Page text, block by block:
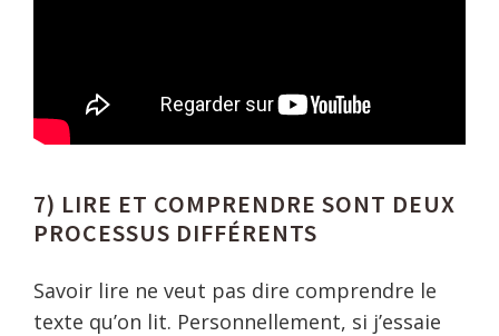
7) LIRE ET COMPRENDRE SONT DEUX
PROCESSUS DIFFÉRENTS
Savoir lire ne veut pas dire comprendre le
texte qu’on lit. Personnellement, si j’essaie